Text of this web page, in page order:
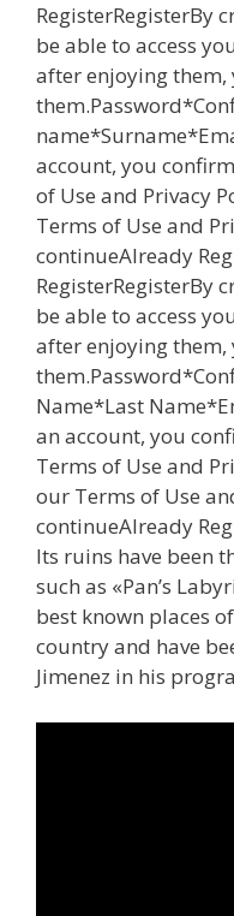
RegisterRegisterBy
be able to access
after enjoying
account, you
of Use and Privacy
Terms of Use and
continueAlready
RegisterRegisterBy
be able to access
after enjoying
Name*Last
an account, you
Terms of Use and
our Terms of Use
continueAlready
Its ruins have been
such as «Pan’s
best known places
country and have
Jimenez in his